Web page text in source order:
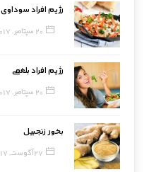
رژیم افراد سوداوی
20 سپتامبر, 2017
رژیم افراد بلغمی
20 سپتامبر, 2017
بخور زنجبیل
27 آگوست, 2017